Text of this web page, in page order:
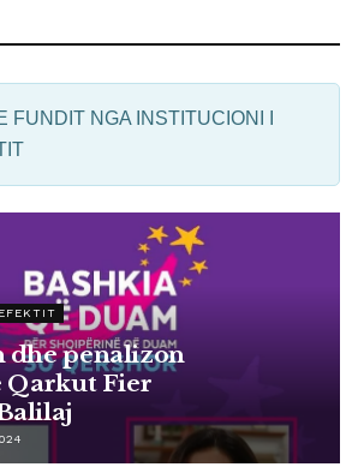
FUNDIT NGA INSTITUCIONI I
dhe penalizon
Qarkut Fier